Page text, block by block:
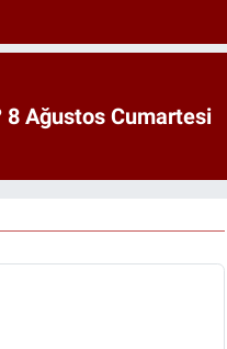
8 Ağustos Cumartesi